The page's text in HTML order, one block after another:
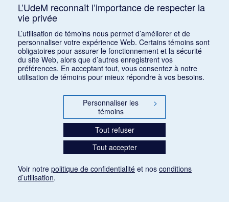
Appel de conférences – « Expressions sonores de
la violence et transformations technologiques
dans le cinéma européen, des années 1970 à la
transition numérique » – 30 septembre 2026
15 juin 2026
Appel de conférences – « Les rencontres de
musicologie médiévalle » – 30 juin 2026
LES CARNETS DE LA RMO
INFOLETTRE – ARCHIVES
L’UdeM reconnaît l’importance de respecter la
vie privée
L’utilisation de témoins nous permet d’améliorer et de
personnaliser votre expérience Web. Certains témoins sont
obligatoires pour assurer le fonctionnement et la sécurité
du site Web, alors que d’autres enregistrent vos
préférences. En acceptant tout, vous consentez à notre
utilisation de témoins pour mieux répondre à vos besoins.
Personnaliser les
témoins
>
Tout refuser
Tout accepter
Voir notre politique de confidentialité et nos conditions
d’utilisation.